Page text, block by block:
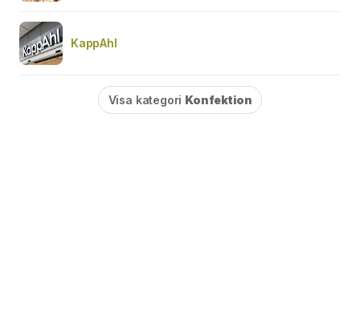
KappAhl
Visa kategori Konfektion